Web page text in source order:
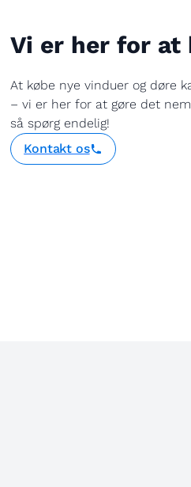
Vi er her for
At købe nye vinduer og døre
– vi er her for at gøre det
så spørg endelig!
Kontakt os